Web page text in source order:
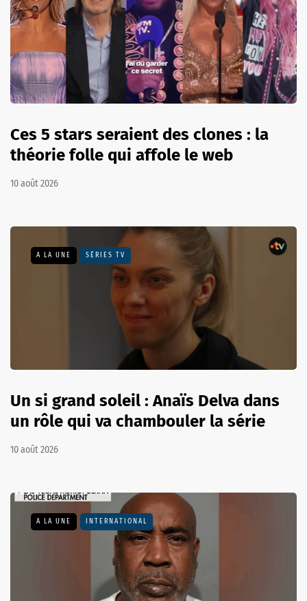
Ces 5 stars seraient des clones : la
théorie folle qui affole le web
10 août 2026
A LA UNE SÉRIES TV
Un si grand soleil : Anaïs Delva dans
un rôle qui va chambouler la série
10 août 2026
A LA UNE INTERNATIONAL